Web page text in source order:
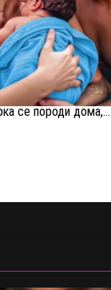
се породи дома,...